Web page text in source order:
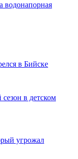
водонапорная
в Бийске
в детском
угрожал